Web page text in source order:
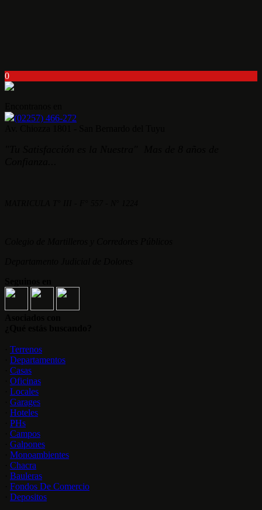
0
(02257) 466-272
Terrenos
Departamentos
Casas
Oficinas
Locales
Garages
Hoteles
PHs
Campos
Galpones
Monoambientes
Chacra
Bauleras
Fondos De Comercio
Depositos